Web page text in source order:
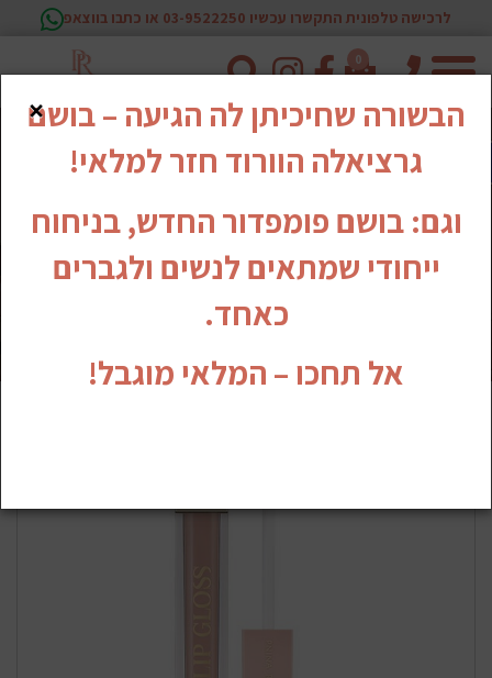
לרכישה טלפונית התקשרו עכשיו 03-9522250 או כתבו בווצאפ
טלפון
0
×
הבשורה שחיכיתן לה הגיעה – בושם
גרציאלה הוורוד חזר למלאי!
וגם: בושם פומפדור החדש, בניחוח
ייחודי שמתאים לנשים ולגברים
כאחד.
אל תחכו – המלאי מוגבל!